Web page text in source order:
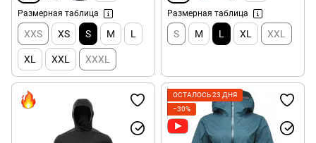
Размерная таблица
XXS XS S M L
XL XXL XXXL
Размерная таблица
S M L XL XXL
ОСТАЛОСЬ 23 ДНЯ
−30%